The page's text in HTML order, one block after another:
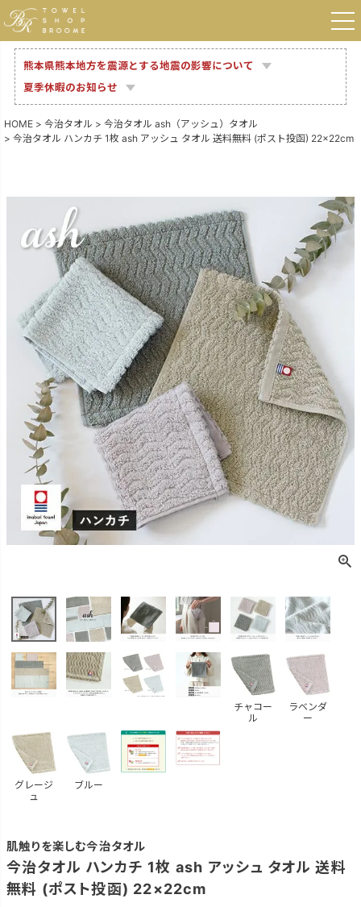
熊本県熊本地方を震源とする地震の影響について
夏季休暇のお知らせ
HOME 今治タオル
今治タオル ash（アッシュ）タオル
今治タオル ハンカチ 1枚 ash アッシュ タオル 送料無料 (ポスト投函) 22×22cm
チャコー
ル
ラベンダ
ー
グレージ
ュ
ブルー
肌触りを楽しむ今治タオル
今治タオル ハンカチ 1枚 ash アッシュ タオル 送料
無料 (ポスト投函) 22×22cm